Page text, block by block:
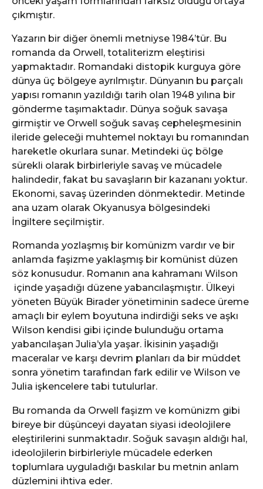
çıkmıştır.
Yazarın bir diğer önemli metniyse 1984’tür. Bu
romanda da Orwell, totaliterizm eleştirisi
yapmaktadır. Romandaki distopik kurguya göre
dünya üç bölgeye ayrılmıştır. Dünyanın bu parçalı
yapısı romanın yazıldığı tarih olan 1948 yılına bir
gönderme taşımaktadır. Dünya soğuk savaşa
girmiştir ve Orwell soğuk savaş cepheleşmesinin
ileride geleceği muhtemel noktayı bu romanından
hareketle okurlara sunar. Metindeki üç bölge
sürekli olarak birbirleriyle savaş ve mücadele
halindedir, fakat bu savaşların bir kazananı yoktur.
Ekonomi, savaş üzerinden dönmektedir. Metinde
ana uzam olarak Okyanusya bölgesindeki
İngiltere seçilmiştir.
Romanda yozlaşmış bir komünizm vardır ve bir
anlamda faşizme yaklaşmış bir komünist düzen
söz konusudur. Romanın ana kahramanı Wilson
içinde yaşadığı düzene yabancılaşmıştır. Ülkeyi
yöneten Büyük Birader yönetiminin sadece üreme
amaçlı bir eylem boyutuna indirdiği seks ve aşkı
Wilson kendisi gibi içinde bulunduğu ortama
yabancılaşan Julia’yla yaşar. İkisinin yaşadığı
maceralar ve karşı devrim planları da bir müddet
sonra yönetim tarafından fark edilir ve Wilson ve
Julia işkencelere tabi tutulurlar.
Bu romanda da Orwell faşizm ve komünizm gibi
bireye bir düşünceyi dayatan siyasi ideolojilere
eleştirilerini sunmaktadır. Soğuk savaşın aldığı hal,
ideolojilerin birbirleriyle mücadele ederken
toplumlara uyguladığı baskılar bu metnin anlam
düzlemini ihtiva eder.